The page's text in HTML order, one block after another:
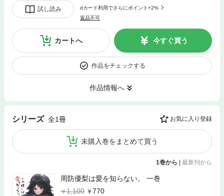
試し読み
dカード利用でさらにポイント+2%
返品不可
カートへ 今すぐ買う
作品をチェックする
作品情報へ
シリーズ 全1冊 お気に入り登録
未購入巻をまとめて買う
1巻から 最新刊から
周防優梨は愛を知らない。 一巻
1,100
770